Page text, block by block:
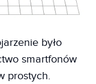
było
smartfonów
prostych.